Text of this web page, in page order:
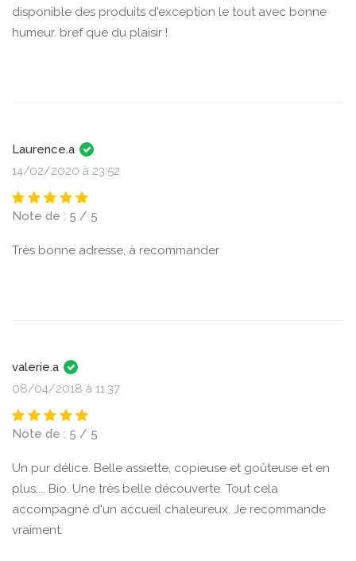
disponible des produits d'exception le tout avec bonne
humeur. bref que du plaisir !
Laurence.a
14/02/2020 à 23:52
Note de : 5 / 5
Très bonne adresse, à recommander
valerie.a
08/04/2018 à 11:37
Note de : 5 / 5
Un pur délice. Belle assiette, copieuse et goûteuse et en
plus.... Bio. Une très belle découverte. Tout cela
accompagné d'un accueil chaleureux. Je recommande
vraiment.